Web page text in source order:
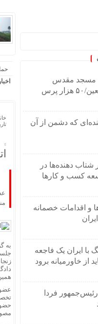
« حمایت‌آنلاین، حامی همه
مسجد مقدس
جمکران در اربعین/۵۰ هزار پرس
که دشمن از آن
‌دهنده‌ها در
کسب‌ و کارها
و اقدامات خصمانه
با ایران یک فاجعه
از خاورمیانه برود
فردا
تاریخ
به